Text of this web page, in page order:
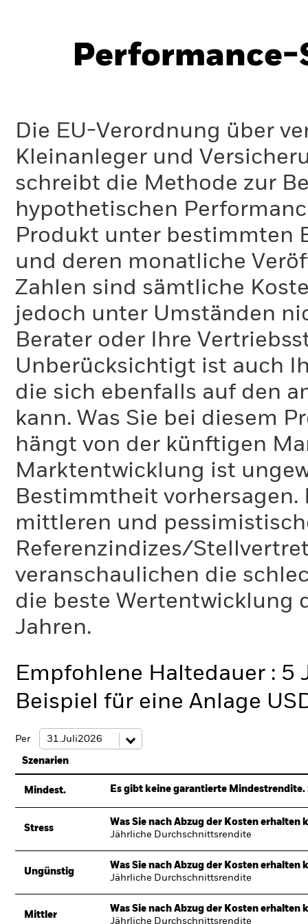
Performance-
Die EU-Verordnung über
Kleinanleger und
schreibt die Methode zur
hypothetischen
Produkt unter bestimmten
und deren monatliche
Zahlen sind sämtliche
jedoch unter Umständen
Berater oder Ihre
Unberücksichtigt ist auch
die sich ebenfalls auf den
kann. Was Sie bei diesem
hängt von der künftigen
Marktentwicklung ist
Bestimmtheit
mittleren und
Referenzindizes/
veranschaulichen die
die beste Wertentwicklung
Jahren.
Empfohlene Haltedauer : 5
Beispiel für eine Anlage
Per
Szenarien
Mindest. Es gibt keine garantierte
Stress
Was Sie nach Abzug der Kosten erhalten
Jährliche Durchschnittsrendite
Ungünstig
Was Sie nach Abzug der Kosten erhalten
Jährliche Durchschnittsrendite
Mittler
Was Sie nach Abzug der Kosten erhalten
Jährliche Durchschnittsrendite